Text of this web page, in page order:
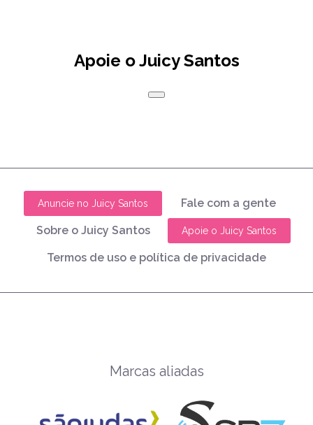
Apoie o Juicy Santos
Anuncie no Juicy Santos Fale com a gente
Sobre o Juicy Santos Apoie o Juicy Santos
Termos de uso e política de privacidade
Marcas aliadas